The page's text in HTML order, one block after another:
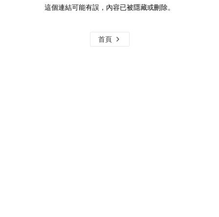
這個連結可能有誤，內容已被隱藏或刪除。
首頁